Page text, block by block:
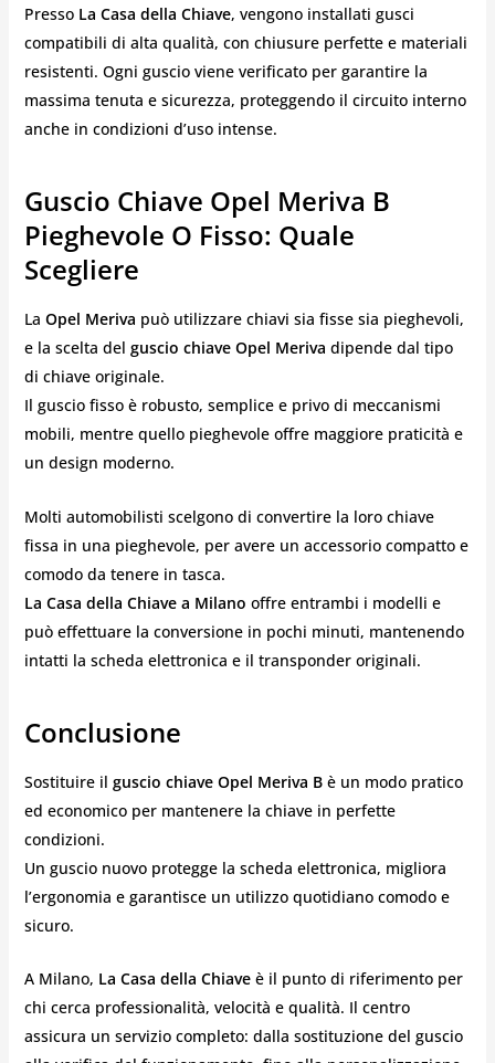
Presso La Casa della Chiave, vengono installati gusci
compatibili di alta qualità, con chiusure perfette e materiali
resistenti. Ogni guscio viene verificato per garantire la
massima tenuta e sicurezza, proteggendo il circuito interno
anche in condizioni d’uso intense.
Guscio Chiave Opel Meriva B
Pieghevole O Fisso: Quale
Scegliere
La Opel Meriva può utilizzare chiavi sia fisse sia pieghevoli,
e la scelta del guscio chiave Opel Meriva dipende dal tipo
di chiave originale.
Il guscio fisso è robusto, semplice e privo di meccanismi
mobili, mentre quello pieghevole offre maggiore praticità e
un design moderno.
Molti automobilisti scelgono di convertire la loro chiave
fissa in una pieghevole, per avere un accessorio compatto e
comodo da tenere in tasca.
La Casa della Chiave a Milano offre entrambi i modelli e
può effettuare la conversione in pochi minuti, mantenendo
intatti la scheda elettronica e il transponder originali.
Conclusione
Sostituire il guscio chiave Opel Meriva Bè un modo pratico
ed economico per mantenere la chiave in perfette
condizioni.
Un guscio nuovo protegge la scheda elettronica, migliora
l’ergonomia e garantisce un utilizzo quotidiano comodo e
sicuro.
A Milano, La Casa della Chiaveè il punto di riferimento per
chi cerca professionalità, velocità e qualità. Il centro
assicura un servizio completo: dalla sostituzione del guscio